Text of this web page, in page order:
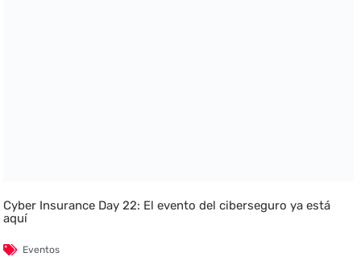
Cyber Insurance Day 22: El evento del ciberseguro ya está
aquí
Eventos